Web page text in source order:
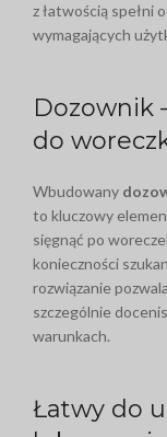
z łatwością spełni
wymagających
Dozownik
do
Wbudowany
to kluczowy
sięgnąć po
konieczności
rozwiązanie
szczególnie
warunkach.
Łatwy do